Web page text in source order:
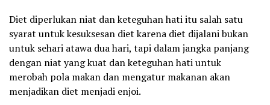
Diet diperlukan niat dan keteguhan hati itu salah satu
syarat untuk kesuksesan diet karena diet dijalani bukan
untuk sehari atawa dua hari, tapi dalam jangka panjang
dengan niat yang kuat dan keteguhan hati untuk
merobah pola makan dan mengatur makanan akan
menjadikan diet menjadi enjoi.